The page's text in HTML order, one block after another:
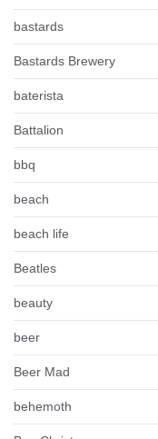
bastards
Bastards Brewery
baterista
Battalion
bbq
beach
beach life
Beatles
beauty
beer
Beer Mad
behemoth